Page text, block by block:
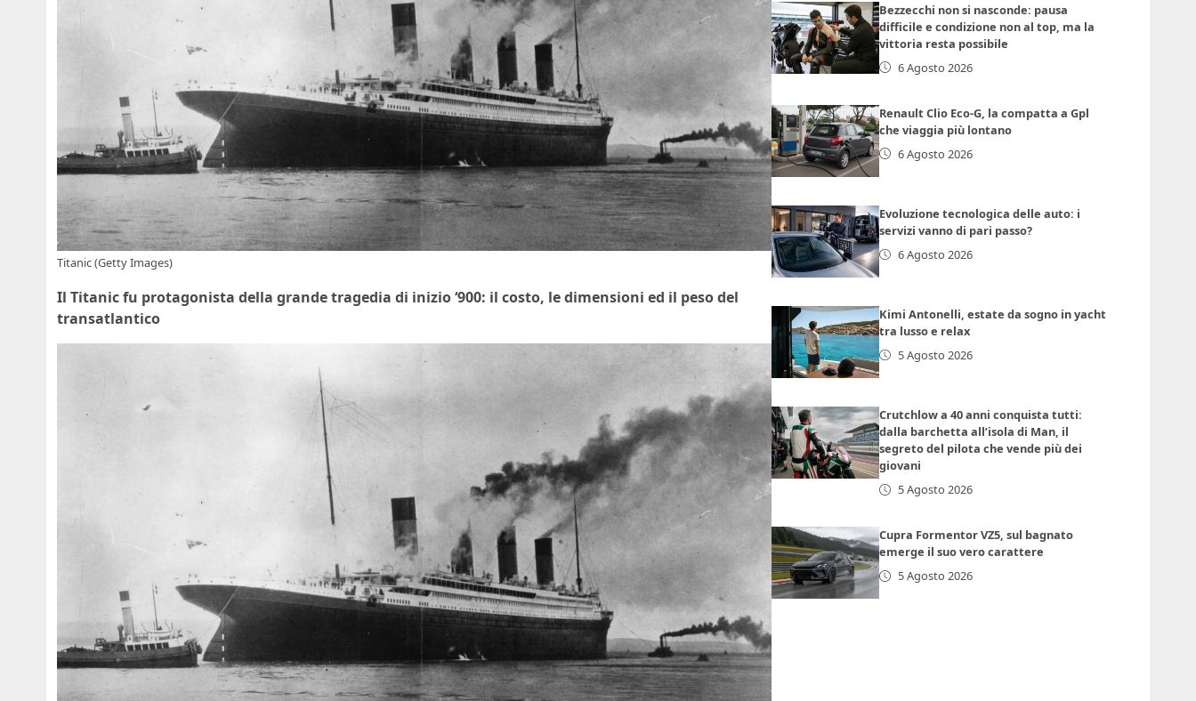
Titanic (Getty Images)
Il Titanic fu protagonista della grande tragedia di inizio ‘900: il costo, le dimensioni ed il peso del
transatlantico
Bezzecchi non si nasconde: pausa
difficile e condizione non al top, ma la
vittoria resta possibile
6 Agosto 2026
Renault Clio Eco-G, la compatta a Gpl
che viaggia più lontano
6 Agosto 2026
Evoluzione tecnologica delle auto: i
servizi vanno di pari passo?
6 Agosto 2026
Kimi Antonelli, estate da sogno in yacht
tra lusso e relax
5 Agosto 2026
Crutchlow a 40 anni conquista tutti:
dalla barchetta all’isola di Man, il
segreto del pilota che vende più dei
giovani
5 Agosto 2026
Cupra Formentor VZ5, sul bagnato
emerge il suo vero carattere
5 Agosto 2026